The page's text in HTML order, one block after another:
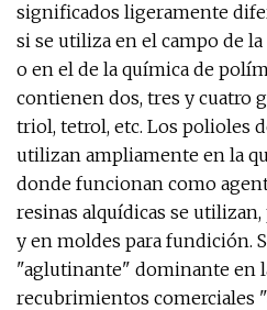
significados ligeramente
si se utiliza en el campo de
o en el de la química de
contienen dos, tres y cuatro
triol, tetrol, etc. Los polioles
utilizan ampliamente en la
donde funcionan como
resinas alquídicas se
y en moldes para fundición.
"aglutinante" dominante en
recubrimientos comerciales